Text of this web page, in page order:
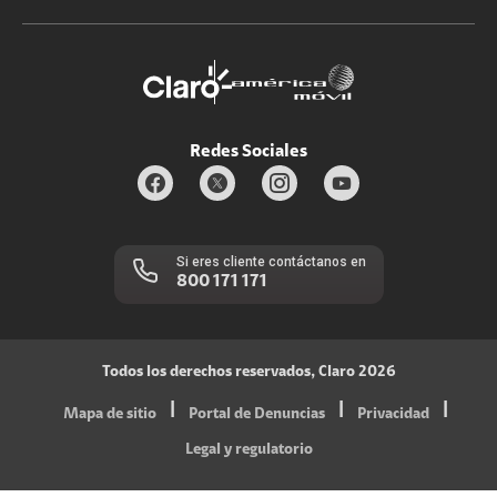
Durabilidad de bienes
Estado de Servicios
Redes Sociales
Si eres cliente contáctanos en
800 171 171
Todos los derechos reservados, Claro 2026
Mapa de sitio Portal de Denuncias Privacidad
Legal y regulatorio